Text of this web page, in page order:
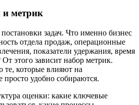
и метрик
задач. Что именно бизнес
отдела продаж, операционные
показатели удержания, время
этого зависит набор метрик.
которые влияют на
просто удобно собираются.
оценки: какие ключевые